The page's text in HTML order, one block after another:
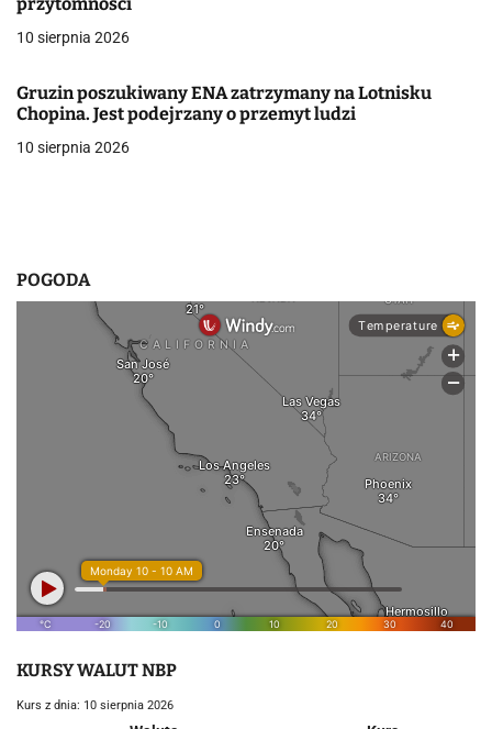
w
i
s
10 sierpnia 2026
Gruzin poszukiwany ENA zatrzymany na Lotnisku
Chopina. Jest podejrzany o przemyt ludzi
10 sierpnia 2026
POGODA
KURSY WALUT NBP
Kurs z dnia: 10 sierpnia 2026